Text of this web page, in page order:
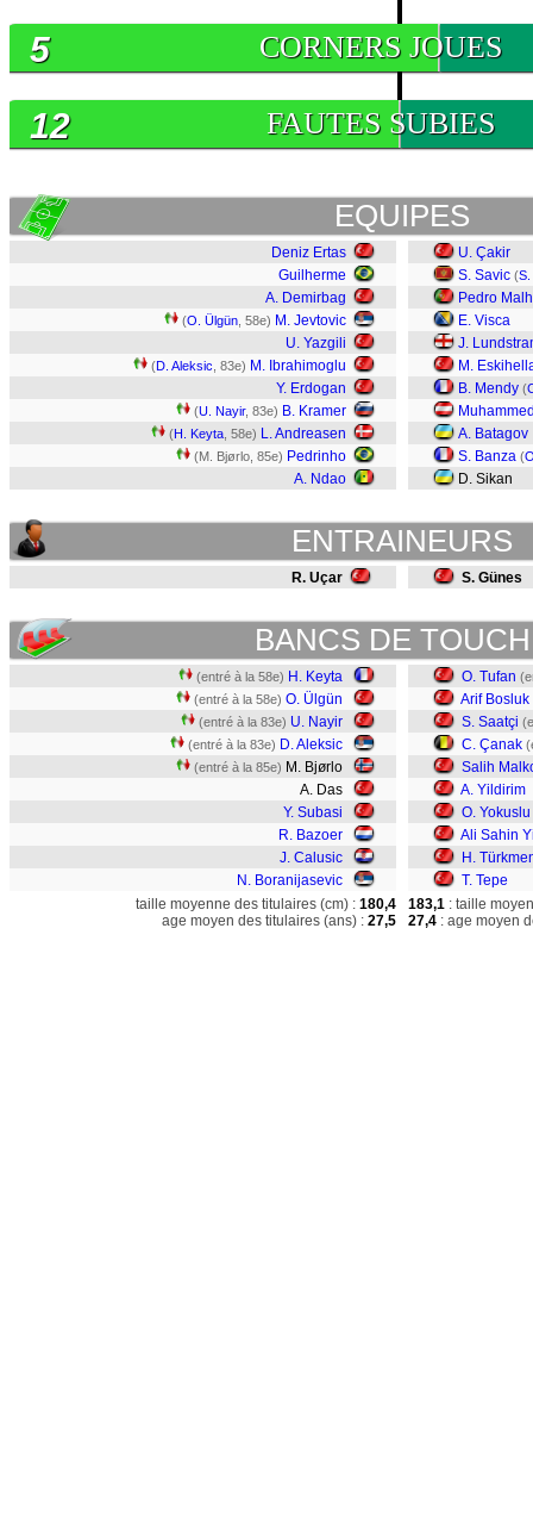
CORNERS JOUES
5
FAUTES SUBIES
12
EQUIPES
Deniz Ertas
Guilherme
A. Demirbag
(O. Ülgün , 58e) M. Jevtovic
U. Yazgili
(D. Aleksic , 83e) M. Ibrahimoglu
Y. Erdogan
(U. Nayir, 83e) B. Kramer
(H. Keyta , 58e) L. Andreasen
(M. Bjørlo, 85e) Pedrinho
A. Ndao
U. Çakir
S. Savic (S.
Pedro
E. Visca
J.
M.
B. Mendy (
A. Batagov
S. Banza (
D. Sikan
ENTRAINEURS
R. Uçar S. Günes
BANCS DE
(entré à la 58e) H. Keyta
(entré à la 58e) O. Ülgün
(entré à la 83e) U. Nayir
(entré à la 83e) D. Aleksic
(entré à la 85e) M. Bjørlo
A. Das
Y. Subasi
R. Bazoer
J. Calusic
N. Boranijasevic
O. Tufan
Arif Bosluk
S. Saatçi
C. Çanak
Salih
A. Yildirim
O. Yokuslu
Ali Sahin
H.
T. Tepe
taille moyenne des titulaires (cm) : 180,4
age moyen des titulaires (ans) : 27,5
183,1 : taille
27,4 : age moyen